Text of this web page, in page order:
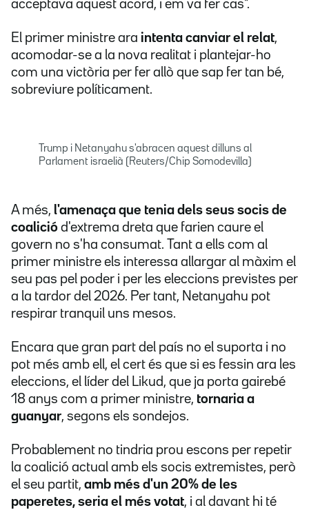
acceptava aquest acord, i em va fer cas".
El primer ministre ara intenta canviar el relat,
acomodar-se a la nova realitat i plantejar-ho
com una victòria per fer allò que sap fer tan bé,
sobreviure políticament.
Trump i Netanyahu s'abracen aquest dilluns al
Parlament israelià (Reuters/Chip Somodevilla)
A més, l'amenaça que tenia dels seus socis de
coalició d'extrema dreta que farien caure el
govern no s'ha consumat.
Tant a ells com al
primer ministre els interessa allargar al màxim el
seu pas pel poder i per les eleccions previstes per
a la tardor del 2026. Per tant, Netanyahu pot
respirar tranquil uns mesos.
Encara que gran part del país no el suporta i no
pot més amb ell, el cert és que si es fessin ara les
eleccions, el líder del Likud, que ja porta gairebé
18 anys com a primer ministre, tornaria a
guanyar, segons els sondejos.
Probablement no tindria prou escons per repetir
la coalició actual amb els socis extremistes, però
el seu partit, amb més d'un 20% de les
paperetes, seria el més votat, i al davant hi té